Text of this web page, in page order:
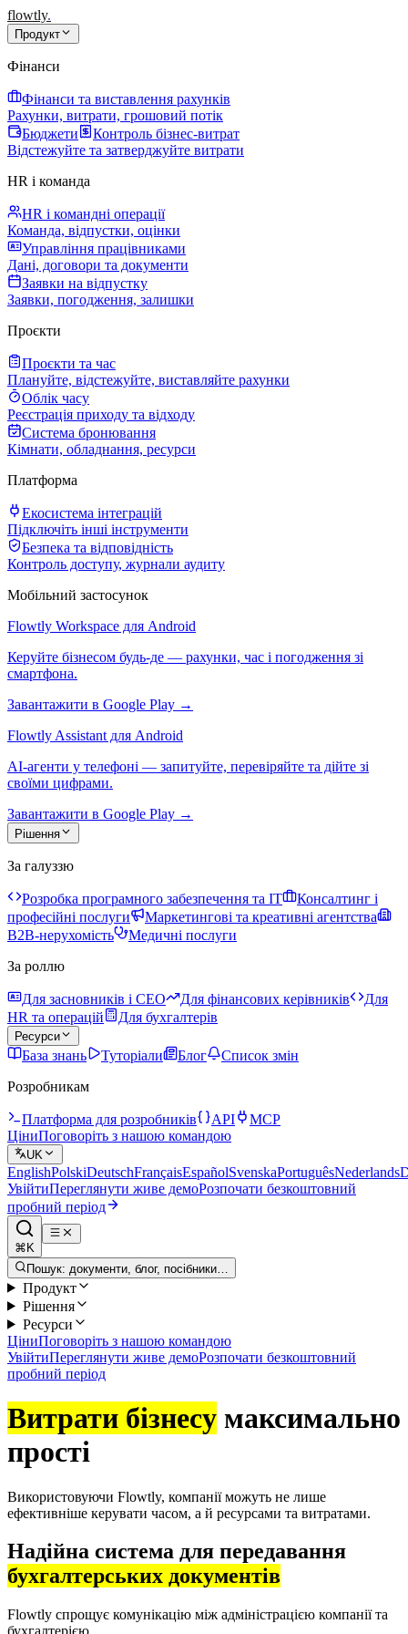
flowtly.
Продукт
Фінанси
Фінанси та виставлення рахунків
Рахунки, витрати, грошовий потік
Бюджети
Контроль бізнес-витрат
Відстежуйте та затверджуйте витрати
HR і команда
HR і командні операції
Команда, відпустки, оцінки
Управління працівниками
Дані, договори та документи
Заявки на відпустку
Заявки, погодження, залишки
Проєкти
Проєкти та час
Плануйте, відстежуйте, виставляйте рахунки
Облік часу
Реєстрація приходу та відходу
Система бронювання
Кімнати, обладнання, ресурси
Платформа
Екосистема інтеграцій
Підключіть інші інструменти
Безпека та відповідність
Контроль доступу, журнали аудиту
Мобільний застосунок
Flowtly Workspace для Android
Керуйте бізнесом будь-де — рахунки, час і погодження зі
смартфона.
Завантажити в Google Play →
Flowtly Assistant для Android
AI-агенти у телефоні — запитуйте, перевіряйте та дійте зі
своїми цифрами.
Завантажити в Google Play →
Рішення
За галуззю
Розробка програмного забезпечення та IT
Консалтинг і
професійні послуги
Маркетингові та креативні агентства
B2B-нерухомість
Медичні послуги
За роллю
Для засновників і CEO Для фінансових керівників
Для
HR та операцій
Для бухгалтерів
Ресурси
База знань Туторіали Блог
Список змін
Розробникам
Платформа для розробників API
MCP
ЦіниПоговоріть з нашою командою
UK
EnglishPolskiDeutschFrançaisEspañolSvenskaPortuguêsNederlands
УвійтиПереглянути живе демоРозпочати безкоштовний
пробний період
⌘K
Пошук: документи, блог, посібники…
Продукт
Рішення
Ресурси
ЦіниПоговоріть з нашою командою
УвійтиПереглянути живе демоРозпочати безкоштовний
пробний період
Витрати бізнесу максимально
прості
Використовуючи Flowtly, компанії можуть не лише
ефективніше керувати часом, а й ресурсами та витратами.
Надійна система для передавання
бухгалтерських документів
Flowtly спрощує комунікацію між адміністрацією компанії та